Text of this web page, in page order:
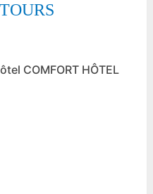
COMFORT HÔTEL